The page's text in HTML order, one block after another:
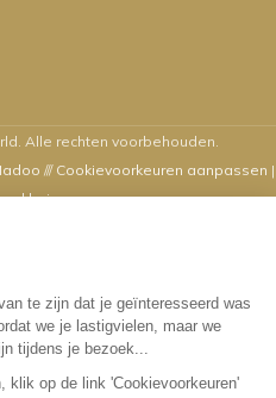
Alle rechten voorbehouden.
/// Cookievoorkeuren aanpassen |
10.00 t/m 16.00
Contact via email,
kan op alle